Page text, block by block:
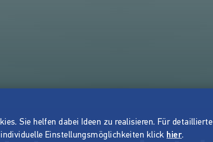
Sie helfen dabei Ideen zu realisieren. Für detaillierte
Einstellungsmöglichkeiten klick hier.